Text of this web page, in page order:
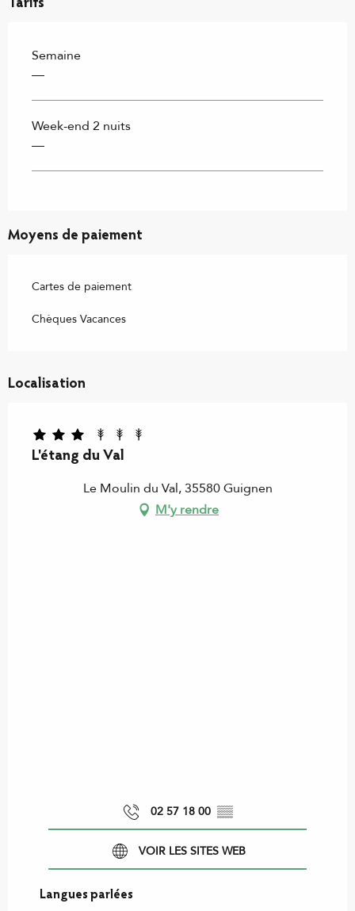
Tarifs
Semaine
—
Week-end 2 nuits
—
Moyens de paiement
Cartes de paiement
Chèques Vacances
Localisation
L'étang du Val
Le Moulin du Val, 35580 Guignen
M'y rendre
02 57 18 00 ▒▒
VOIR LES SITES WEB
Langues parlées
Langues parlées